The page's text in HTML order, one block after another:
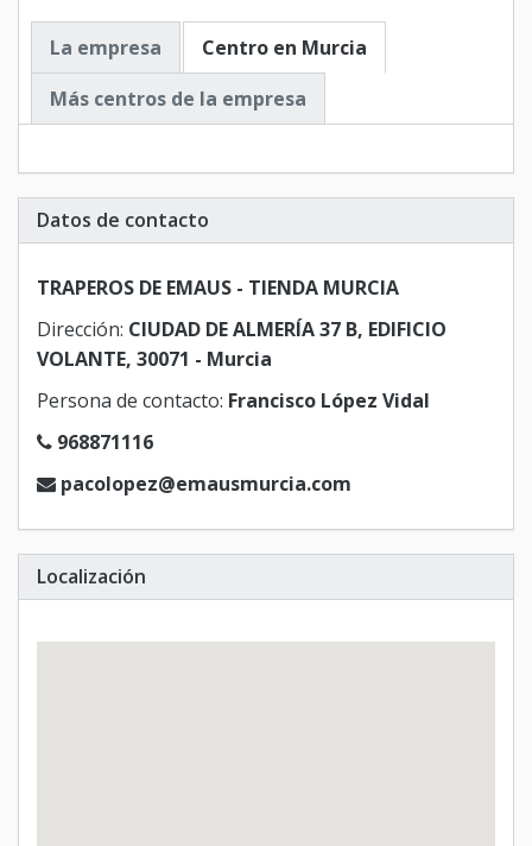
La empresa
Centro en Murcia
Más centros de la empresa
Datos de contacto
TRAPEROS DE EMAUS - TIENDA MURCIA
Dirección: CIUDAD DE ALMERÍA 37 B, EDIFICIO
VOLANTE, 30071 - Murcia
Persona de contacto: Francisco López Vidal
968871116
pacolopez@emausmurcia.com
Localización